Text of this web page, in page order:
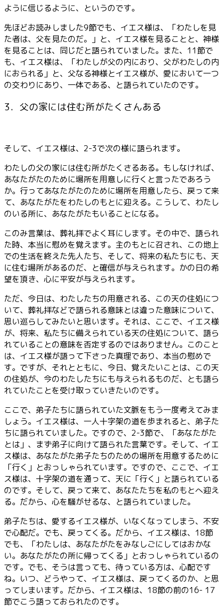
ように信じるように、というのです。
先ほどお読みしました9節でも、イエス様は、「わたしを見
た者は、父を見たのだ。」と、イエス様を見ることと、神様
を見ることは、同じだと語られていました。また、11節で
も、イエス様は、「わたしが父の内におり、父がわたしの内
におられる」と、父なる神様とイエス様が、愛において一つ
の交わりにあり、一体である、と語られていたのです。
3．父の家には住む所がたくさんある
そして、イエス様は、2-3で次の様に語られます。
わたしの父の家には住む所がたくさるある。もしなければ、
あなたがたのために場所を用意しに行くと言ったであろう
か。行ってあなたがたのために場所を用意したら、戻って来
て、あなたがたをわたしのもとに迎える。こうして、わたし
のいる所に、あなたがたもいることになる。
このみ言葉は、葬礼拝でよく耳にします。その中で、語られ
た時、本当に慰めを覚えます。主のもとに召され、この地上
での生活を終えた先人たち、そして、将来の私たちにも、天
に住む場所があるのだ、と確信が与えられます。かの日の希
望を頂き、心に平安が与えられます。
ただ、今日は、わたしたちの用意される、この天の住処につ
いて、葬礼拝などで語られる意味とは違った意味について、
思い巡らしてみたいと思います。それは、ここで、イエス様
が、将来、私たちに備えられている天の住処について、語ら
れていることの意味を否定するのではありません。このこと
は、イエス様が語って下さった真理であり、本当の慰めで
す。ですが、それとともに、今日、覚えたいことは、この天
の住処が、今のわたしたちにも与えられるものだ、とも語ら
れていたことを受け取っていきたいのです。
ここで、弟子たちに語られていた文脈をもう一度考えてみま
しょう。イエス様は、一人十字架の道を歩まれると、弟子た
ちに語られていました。ですので、2-3節で、「あなたがた
とは」、まず弟子に向けて語られた言葉です。そして、イエ
ス様は、あなたがた弟子たちのための場所を用意するために
「行く」とおっしゃられています。ですので、ここで、イエ
ス様は、十字架の道を通って、天に「行く」と語られている
のです。そして、戻って来て、あなたたちを私のもとへ迎え
る。だから、心を騒がせるな、と語られていました。
弟子たちは、愛するイエス様が、いなくなってしまう、不安
で心配だ。でも、戻ってくる。だから、イエス様は、18節
でも、「わたしは、あなたがたをみなしごにしてはおかな
い。あなたがたの所に帰ってくる」とおっしゃられているの
です。でも、そうは言っても、待っている方は、心配です
ね。いつ、どうやって、イエス様は、戻ってくるのか、と思
ってしまいます。だから、イエス様は、18節の前の16- 17
節でこう語っておられたのです。